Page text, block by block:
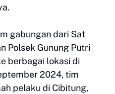
gabungan dari Sat
Polsek Gunung Putri
berbagai lokasi di
2024, tim
pelaku di Cibitung,